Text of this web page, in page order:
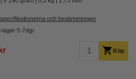
och beskrivningen
lager 5-7dgr
Köp